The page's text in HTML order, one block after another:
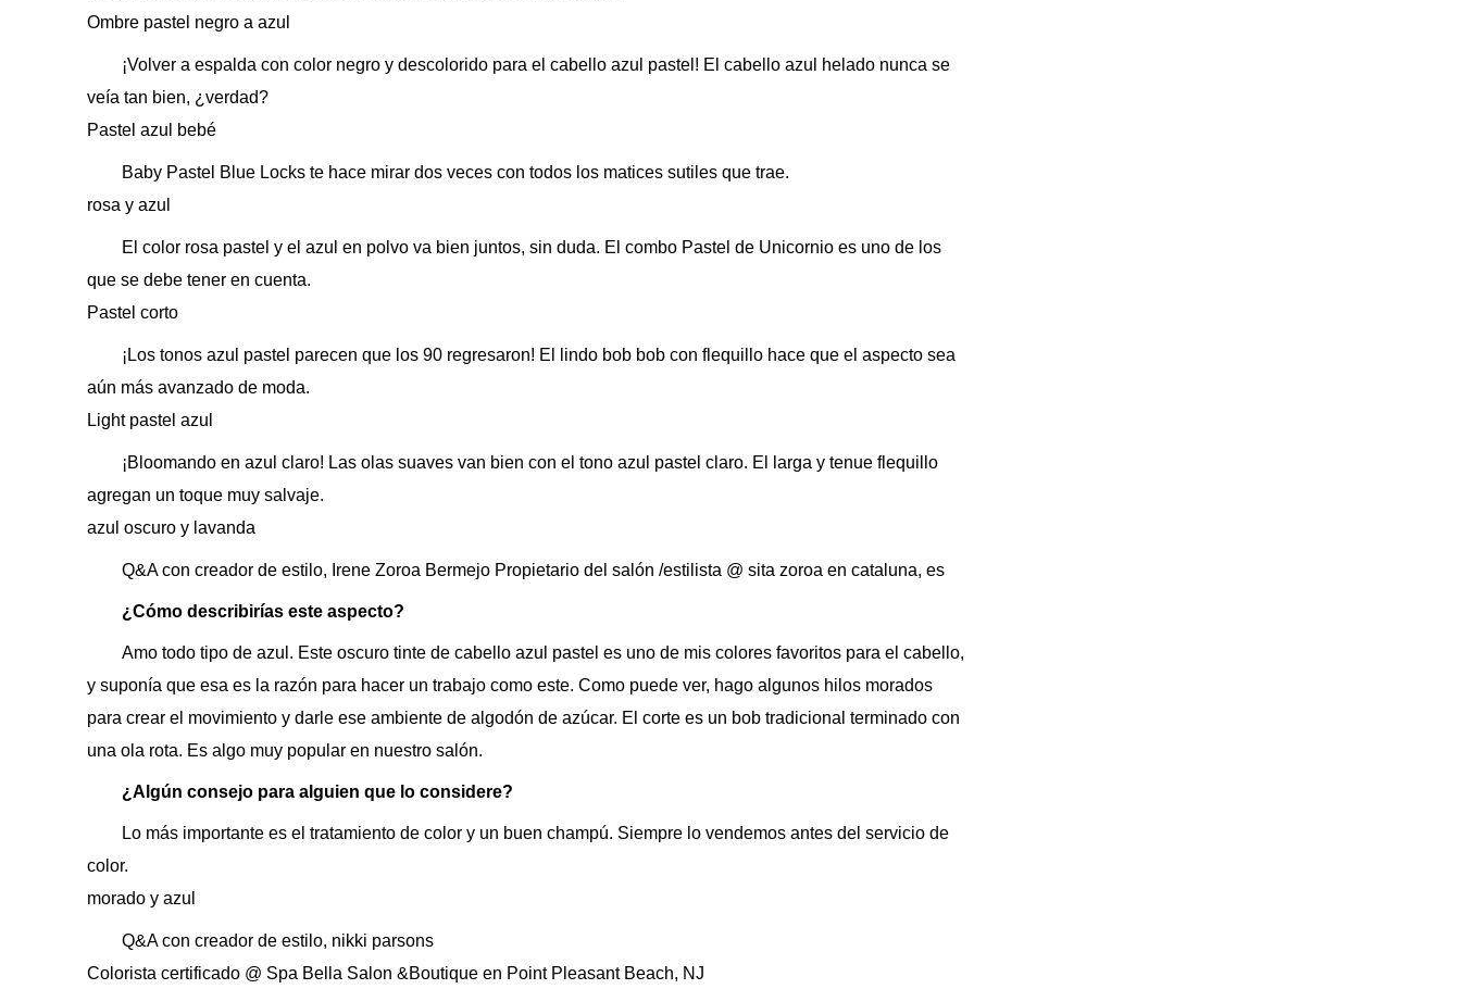
Ombre pastel negro a azul
¡Volver a espalda con color negro y descolorido para el cabello azul pastel! El cabello azul helado nunca se
veía tan bien, ¿verdad?
Pastel azul bebé
Baby Pastel Blue Locks te hace mirar dos veces con todos los matices sutiles que trae.
rosa y azul
El color rosa pastel y el azul en polvo va bien juntos, sin duda. El combo Pastel de Unicornio es uno de los
que se debe tener en cuenta.
Pastel corto
¡Los tonos azul pastel parecen que los 90 regresaron! El lindo bob bob con flequillo hace que el aspecto sea
aún más avanzado de moda.
Light pastel azul
¡Bloomando en azul claro! Las olas suaves van bien con el tono azul pastel claro. El larga y tenue flequillo
agregan un toque muy salvaje.
azul oscuro y lavanda
Q&A con creador de estilo, Irene Zoroa Bermejo Propietario del salón /estilista @ sita zoroa en cataluna, es
¿Cómo describirías este aspecto?
Amo todo tipo de azul. Este oscuro tinte de cabello azul pastel es uno de mis colores favoritos para el cabello,
y suponía que esa es la razón para hacer un trabajo como este. Como puede ver, hago algunos hilos morados
para crear el movimiento y darle ese ambiente de algodón de azúcar. El corte es un bob tradicional terminado con
una ola rota. Es algo muy popular en nuestro salón.
¿Algún consejo para alguien que lo considere?
Lo más importante es el tratamiento de color y un buen champú. Siempre lo vendemos antes del servicio de
color.
morado y azul
Q&A con creador de estilo, nikki parsons
Colorista certificado @ Spa Bella Salon &Boutique en Point Pleasant Beach, NJ